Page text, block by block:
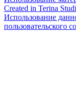
Created in Terina
Использование
пользовательского